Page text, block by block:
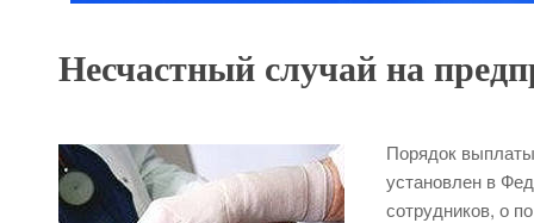
Несчастный случай на
Порядок
установлен в
сотрудников, о